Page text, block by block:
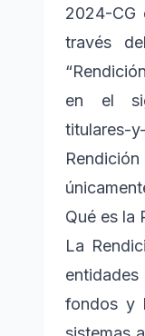
2024-CG
través
en el
titulares-
Qué es la
La
fondos y